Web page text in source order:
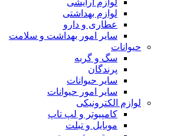
لوازم بهداشتی
عطاری و دارو
سایر امور بهداشت و سلامت
حیوانات
سگ و گربه
پرندگان
سایر حیوانات
سایر امور حیوانات
لوازم الکترونیکی
کامپیوتر و لپ تاپ
موبایل و تبلت